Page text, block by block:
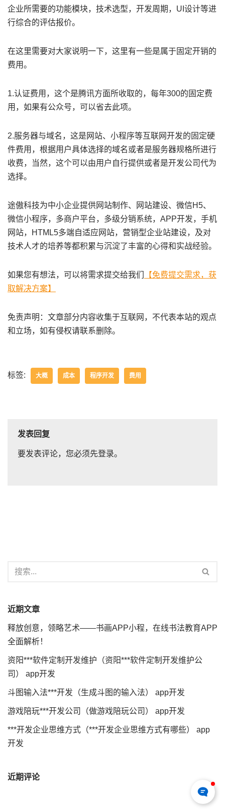
企业所需要的功能模块，技术选型，开发周期，UI设计等进
行综合的评估报价。
在这里需要对大家说明一下，这里有一些是属于固定开销的
费用。
1.认证费用，这个是腾讯方面所收取的，每年300的固定费
用，如果有公众号，可以省去此项。
2.服务器与域名，这是网站、小程序等互联网开发的固定硬
件费用，根据用户具体选择的域名或者是服务器规格所进行
收费，当然，这个可以由用户自行提供或者是开发公司代为
选择。
途傲科技为中小企业提供网站制作、网站建设、微信H5、
微信小程序，多商户平台，多级分销系统，APP开发，手机
网站，HTML5多端自适应网站，营销型企业站建设，及对
技术人才的培养等都积累与沉淀了丰富的心得和实战经验。
如果您有想法，可以将需求提交给我们
【免费提交需求，获
取解决方案】
免责声明：文章部分内容收集于互联网，不代表本站的观点
和立场，如有侵权请联系删除。
标签: 大概 成本 程序开发 费用
发表回复
要发表评论，您必须先登录。
近期文章
释放创意，领略艺术——书画APP小程，在线书法教育APP
全面解析！
资阳***软件定制开发维护（资阳***软件定制开发维护公
司） app开发
斗图输入法***开发（生成斗图的输入法） app开发
游戏陪玩***开发公司（做游戏陪玩公司） app开发
***开发企业思维方式（***开发企业思维方式有哪些） app
开发
近期评论